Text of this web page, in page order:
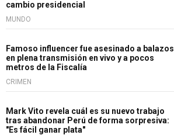
cambio presidencial
MUNDO
Famoso influencer fue asesinado a balazos
en plena transmisión en vivo y a pocos
metros de la Fiscalía
CRIMEN
Mark Vito revela cuál es su nuevo trabajo
tras abandonar Perú de forma sorpresiva:
"Es fácil ganar plata"